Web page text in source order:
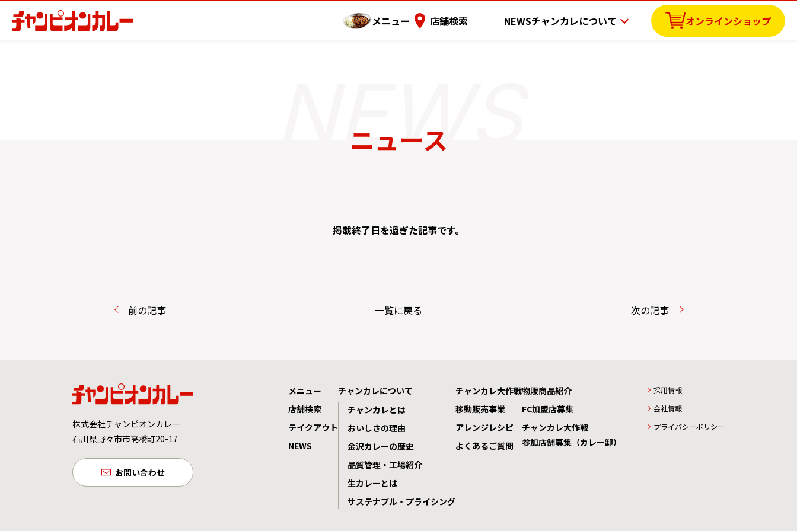
メニュー 店舗検索 NEWSチャンカレについて オンラインショップ
ニュース
掲載終了日を過ぎた記事です。
前の記事 一覧に戻る 次の記事
株式会社チャンピオンカレー
石川県野々市市高橋町20-17
お問い合わせ
メニュー
店舗検索
テイクアウト
NEWS
チャンカレについて
チャンカレとは
おいしさの理由
金沢カレーの歴史
品質管理・工場紹介
生カレーとは
サステナブル・プライシング
チャンカレ大作戦
移動販売事業
アレンジレシピ
よくあるご質問
物販商品紹介
FC加盟店募集
チャンカレ大作戦
参加店舗募集（カレー卸）
採用情報
会社情報
プライバシーポリシー